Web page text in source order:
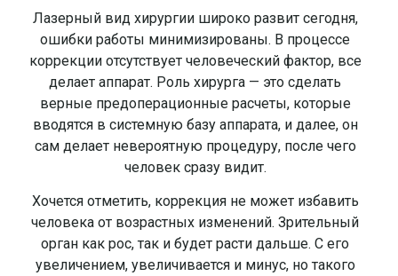
Лазерный вид хирургии широко развит сегодня,
ошибки работы минимизированы. В процессе
коррекции отсутствует человеческий фактор, все
делает аппарат. Роль хирурга — это сделать
верные предоперационные расчеты, которые
вводятся в системную базу аппарата, и далее, он
сам делает невероятную процедуру, после чего
человек сразу видит.
Хочется отметить, коррекция не может избавить
человека от возрастных изменений. Зрительный
орган как рос, так и будет расти дальше. С его
увеличением, увеличивается и минус, но такого